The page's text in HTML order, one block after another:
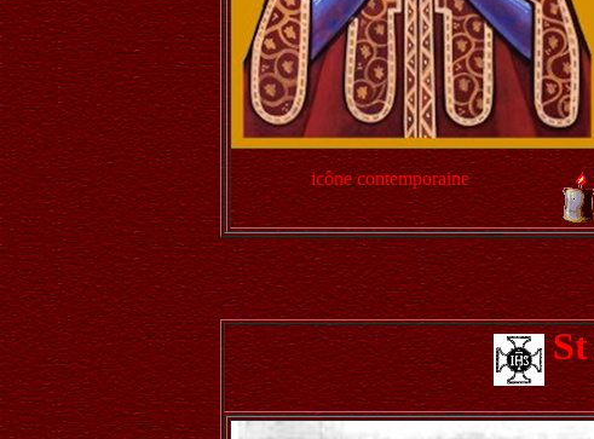
icône contemporaine